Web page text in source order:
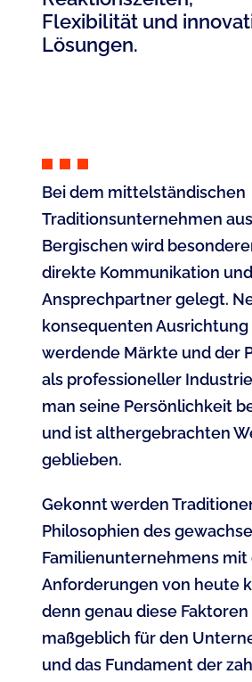
Flexibilität und
Lösungen.
Bei dem mittelständischen
Traditionsunternehmen
Bergischen wird
direkte Kommunikation
Ansprechpartner gelegt.
konsequenten
werdende Märkte und der
als professioneller
man seine Persönlichkeit
und ist althergebrachten
geblieben.
Gekonnt werden
Philosophien des
Familienunternehmens mit
Anforderungen von heute
denn genau diese
maßgeblich für den
und das Fundament der